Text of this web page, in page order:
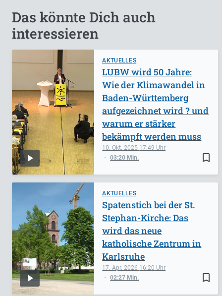
Das könnte Dich auch
interessieren
AKTUELLES
bookmark_border
10. Okt. 2025 17:49
03:20 Min.
LUBW wird 50 Jahre:
Wie der Klimawandel in
Baden-Württemberg
aufgezeichnet wird ? und
warum er stärker
bekämpft werden muss
AKTUELLES
bookmark_border
17. Apr. 2026 16:20
02:27 Min.
Spatenstich bei der St.
Stephan-Kirche: Das
wird das neue
katholische Zentrum in
Karlsruhe